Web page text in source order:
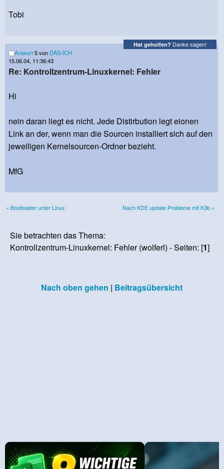
Tobi
Hat geholfen? Danke sagen!
Antwort5 von DAS-ICH
15.06.04, 11:36:43
Re: Kontrollzentrum-Linuxkernel: Fehler
Hi
nein daran liegt es nicht. Jede Distirbution legt eionen
Link an der, wenn man die Sourcen installiert sich auf den
jeweiligen Kernelsourcen-Ordner bezieht.
MfG
« Bootloader unter Linux Nach KDE update Probleme mit K3b »
Sie betrachten das Thema:
Kontrollzentrum-Linuxkernel: Fehler (wolferl) - Seiten: [1]
Nach oben gehen | Beitragsübersicht